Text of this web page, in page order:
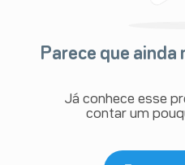
Parece que ainda
Já conhece esse
contar um